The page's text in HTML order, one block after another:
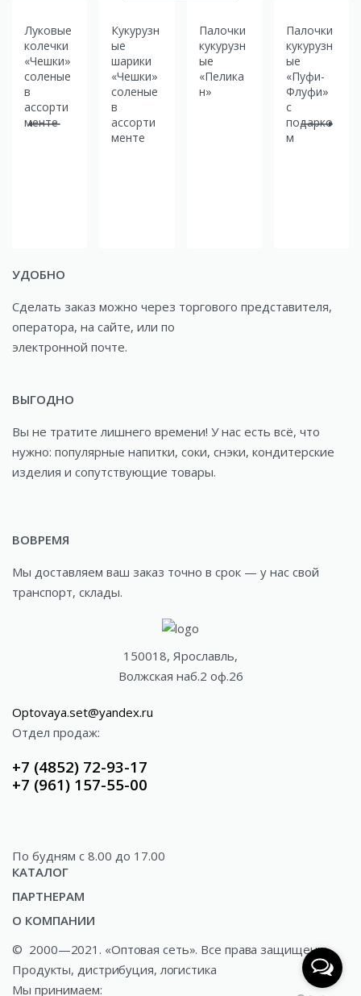
Луковые
колечки
«Чешки»
соленые
в
ассорти
менте
Кукурузн
ые
шарики
«Чешки»
соленые
в
ассорти
менте
Палочки
кукурузн
ые
«Пелика
н»
Палочки
кукурузн
ые
«Пуфи-
Флуфи»
с
подарко
м
УДОБНО
Сделать заказ можно через торгового представителя,
оператора, на сайте, или по
электронной почте.
ВЫГОДНО
Вы не тратите лишнего времени! У нас есть всё, что
нужно: популярные напитки, соки, снэки, кондитерские
изделия и сопутствующие товары.
ВОВРЕМЯ
Мы доставляем ваш заказ точно в срок — у нас свой
транспорт, склады.
150018, Ярославль,
Волжская наб.2 оф.26
Optovaya.set@yandex.ru
Отдел продаж:
+7 (4852) 72-93-17
+7 (961) 157-55-00
По будням c 8.00 до 17.00
КАТАЛОГ
Акции
Газированные напитки
Минеральные и ключевые воды
Соки и сокосодержащая продукция
ПАРТНЕРАМ
Доставка
Как купить?
Сотрудничество
О КОМПАНИИ
О компании
Новости
© 2000—2021. «Оптовая сеть». Все права защищены.
Продукты, дистрибуция, логистика
Мы принимаем: